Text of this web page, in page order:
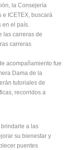
la Consejería
e ICETEX, buscará
en el país.
las carreras de
carreras
acompañamiento fue
Dama de la
tutoriales de
recorridos a
a las
su bienestar y
puentes